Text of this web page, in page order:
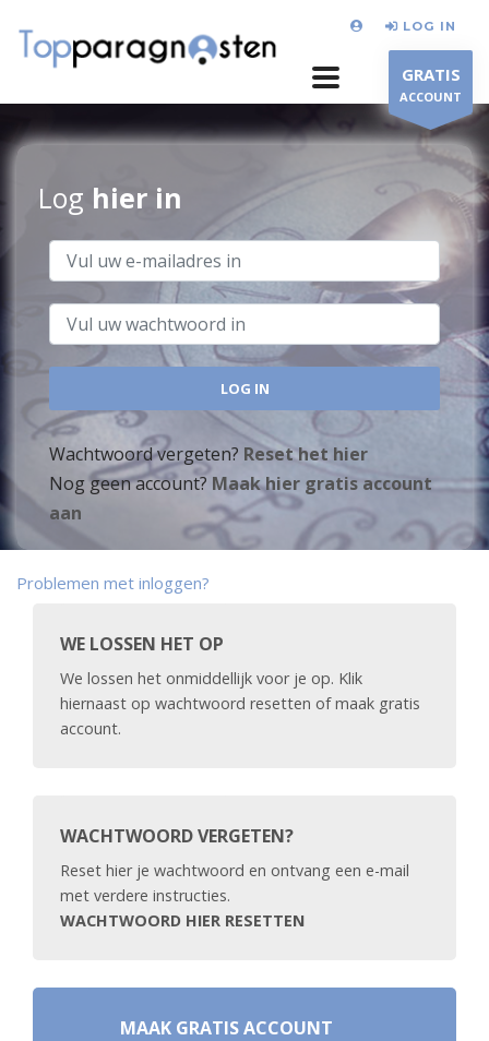
LOG IN
GRATIS
ACCOUNT
Log hier in
Wachtwoord vergeten? Reset het hier
Nog geen account? Maak hier gratis account
aan
Problemen met inloggen?
WE LOSSEN HET OP
We lossen het onmiddellijk voor je op. Klik
hiernaast op wachtwoord resetten of maak gratis
account.
WACHTWOORD VERGETEN?
Reset hier je wachtwoord en ontvang een e-mail
met verdere instructies.
WACHTWOORD HIER RESETTEN
MAAK GRATIS ACCOUNT